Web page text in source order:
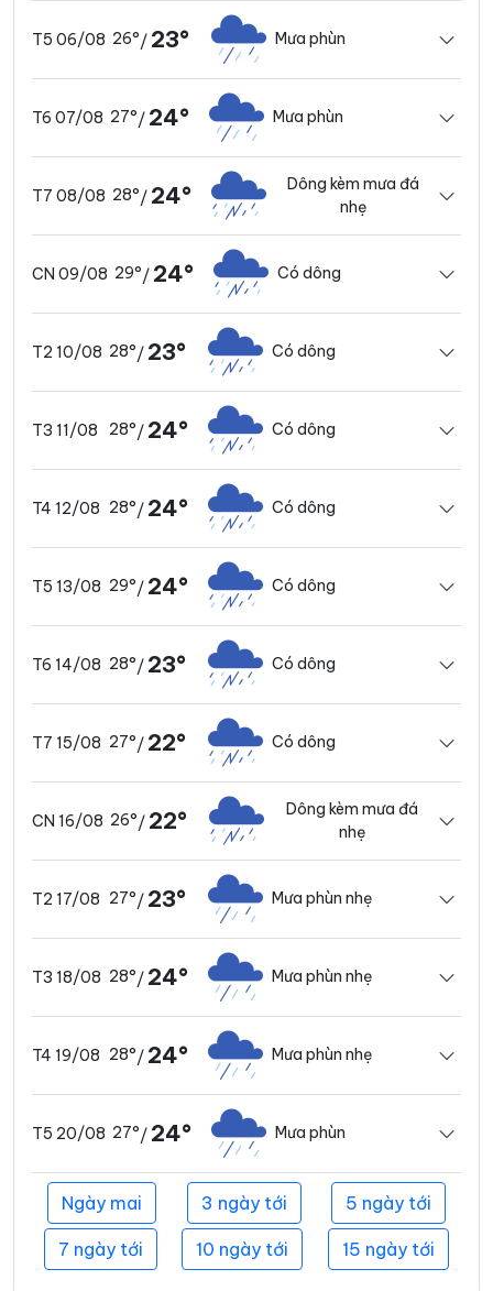
T5 06/08 26°/ 23° Mưa phùn
T6 07/08 27°/ 24° Mưa phùn
T7 08/08 28°/ 24°
Dông kèm mưa đá
nhẹ
CN 09/08 29°/ 24° Có dông
T2 10/08 28°/ 23° Có dông
T3 11/08 28°/ 24° Có dông
T4 12/08 28°/ 24° Có dông
T5 13/08 29°/ 24° Có dông
T6 14/08 28°/ 23° Có dông
T7 15/08 27°/ 22° Có dông
CN 16/08 26°/ 22°
Dông kèm mưa đá
nhẹ
T2 17/08 27°/ 23° Mưa phùn nhẹ
T3 18/08 28°/ 24° Mưa phùn nhẹ
T4 19/08 28°/ 24° Mưa phùn nhẹ
T5 20/08 27°/ 24° Mưa phùn
Ngày mai 3 ngày tới 5 ngày tới
7 ngày tới 10 ngày tới 15 ngày tới